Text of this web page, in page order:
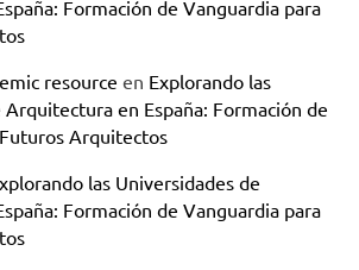
Formación de Vanguardia para
resource en Explorando las
en España: Formación de
Arquitectos
las Universidades de
Formación de Vanguardia para